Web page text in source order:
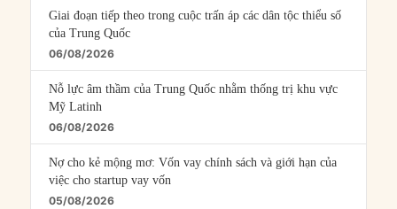
Giai đoạn tiếp theo trong cuộc trấn áp các dân tộc thiểu số
của Trung Quốc
06/08/2026
Nỗ lực âm thầm của Trung Quốc nhằm thống trị khu vực
Mỹ Latinh
06/08/2026
Nợ cho kẻ mộng mơ: Vốn vay chính sách và giới hạn của
việc cho startup vay vốn
05/08/2026